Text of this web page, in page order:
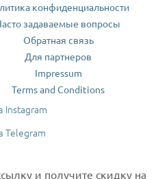
конфиденциальности
задаваемые вопросы
Обратная связь
Для партнеров
Impressum
Terms and Conditions
Instagram
Telegram
и получите скидку на